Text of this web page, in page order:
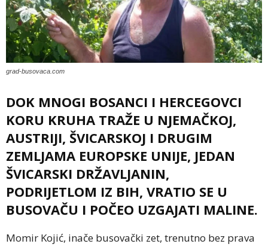
grad-busovaca.com
DOK MNOGI BOSANCI I HERCEGOVCI
KORU KRUHA TRAŽE U NJEMAČKOJ,
AUSTRIJI, ŠVICARSKOJ I DRUGIM
ZEMLJAMA EUROPSKE UNIJE, JEDAN
ŠVICARSKI DRŽAVLJANIN,
PODRIJETLOM IZ BIH, VRATIO SE U
BUSOVAČU I POČEO UZGAJATI MALINE.
Momir Kojić, inače busovački zet, trenutno bez prava